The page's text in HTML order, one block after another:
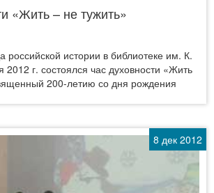
«Жить – не тужить»
российской истории в библиотеке им. К.
2012 г. состоялся час духовности «Жить
200-летию со дня рождения
8 дек 2012